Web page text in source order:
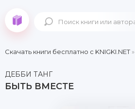
Скачать книги бесплатно c KNIGKI.NET»
ДЕББИ ТАНГ
БЫТЬ ВМЕСТЕ